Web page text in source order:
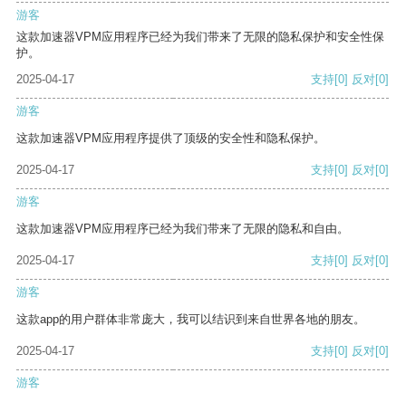
游客
这款加速器VPM应用程序已经为我们带来了无限的隐私保护和安全性保
护。
2025-04-17
支持[0] 反对[0]
游客
这款加速器VPM应用程序提供了顶级的安全性和隐私保护。
2025-04-17 支持[0] 反对[0]
游客
这款加速器VPM应用程序已经为我们带来了无限的隐私和自由。
2025-04-17 支持[0] 反对[0]
游客
这款app的用户群体非常庞大，我可以结识到来自世界各地的朋友。
2025-04-17 支持[0] 反对[0]
游客